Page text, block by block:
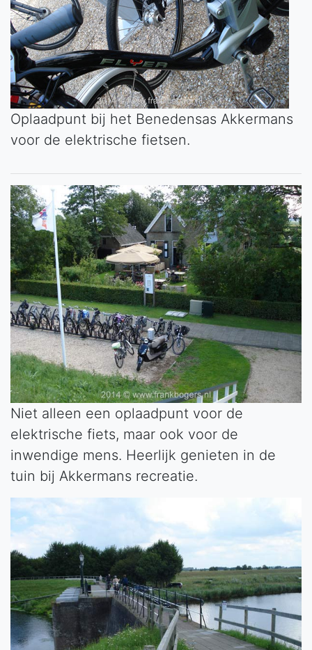
Oplaadpunt bij het Benedensas Akkermans
voor de elektrische fietsen.
Niet alleen een oplaadpunt voor de
elektrische fiets, maar ook voor de
inwendige mens. Heerlijk genieten in de
tuin bij Akkermans recreatie.